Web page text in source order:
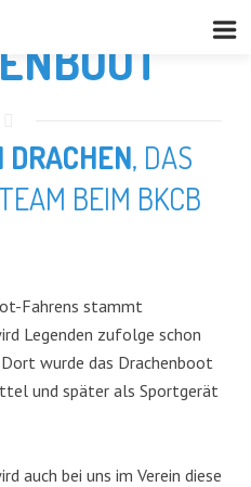
DRACHEN, DAS
BEIM BKCB
Fahrens stammt
Legenden zufolge schon
Dort wurde das Drachenboot
und später als Sportgerät
auch bei uns im Verein diese